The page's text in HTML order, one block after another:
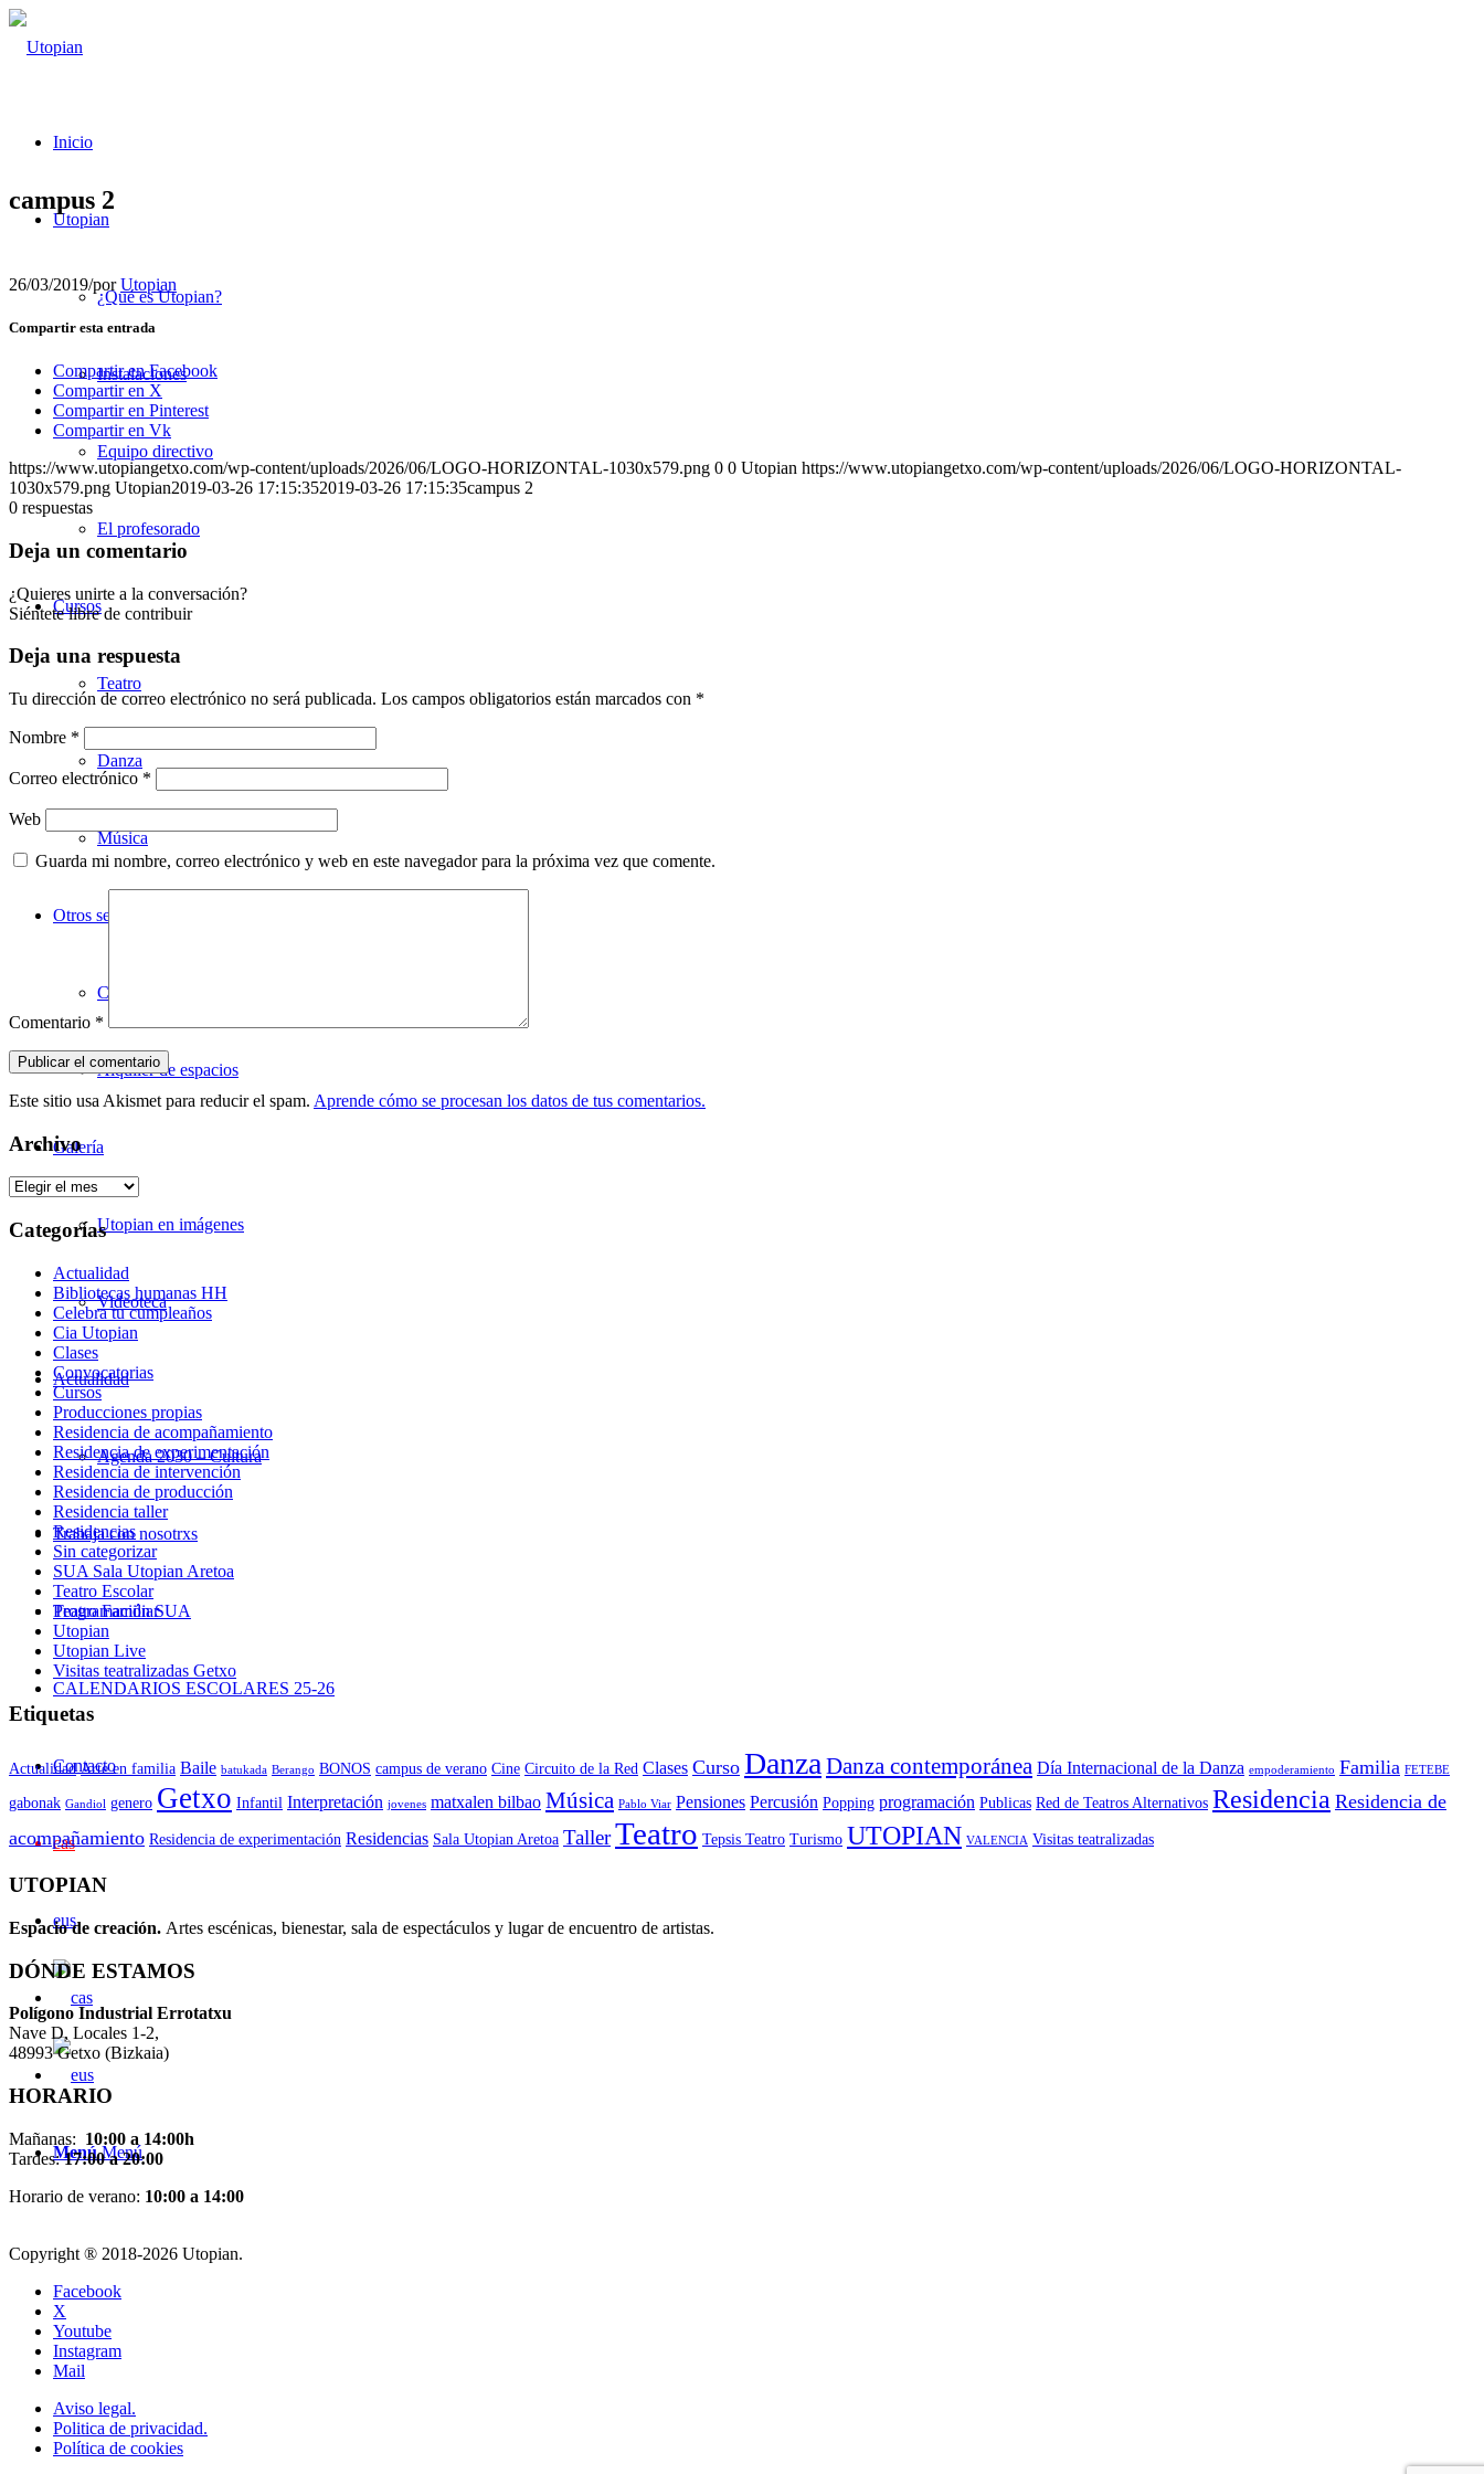
Inicio
Utopian
¿Qué es Utopian?
Instalaciones
Equipo directivo
El profesorado
Cursos
Teatro
Danza
Música
Otros servicios
Celebra tu cumpleaños
Alquiler de espacios
Galería
Utopian en imágenes
Videoteca
Actualidad
Agenda 2030 – Cultura
Trabaja con nosotrxs
Programación SUA
CALENDARIOS ESCOLARES 25-26
Contacto
cas
eus
Menú Menú
campus 2
26/03/2019/porUtopian
Compartir esta entrada
Compartir en Facebook
Compartir en X
Compartir en Pinterest
Compartir en Vk
https://www.utopiangetxo.com/wp-content/uploads/2026/06/LOGO-HORIZONTAL-1030x579.png 0 0 Utopian https://www.utopiangetxo.com/wp-content/uploads/2026/06/LOGO-HORIZONTAL-
1030x579.png Utopian2019-03-26 17:15:352019-03-26 17:15:35campus 2
0 respuestas
Deja un comentario
¿Quieres unirte a la conversación?
Siéntete libre de contribuir
Deja una respuesta
Tu dirección de correo electrónico no será publicada. Los campos obligatorios están marcados con *
Nombre *
Correo electrónico *
Web
Guarda mi nombre, correo electrónico y web en este navegador para la próxima vez que comente.
Comentario *
Este sitio usa Akismet para reducir el spam. Aprende cómo se procesan los datos de tus comentarios.
Archivo
Archivo
Categorías
Actualidad
Bibliotecas humanas HH
Celebra tu cumpleaños
Cia Utopian
Clases
Convocatorias
Cursos
Producciones propias
Residencia de acompañamiento
Residencia de experimentación
Residencia de intervención
Residencia de producción
Residencia taller
Residencias
Sin categorizar
SUA Sala Utopian Aretoa
Teatro Escolar
Teatro Familiar
Utopian
Utopian Live
Visitas teatralizadas Getxo
Etiquetas
Actualidad Arte en familia Baile batukada Berango BONOS campus de verano Cine Circuito de la Red Clases Curso DanzaDanza contemporánea Día Internacional de la Danza empoderamiento Familia FETEBE
gabonak Gandiol genero Getxo Infantil Interpretación jovenes matxalen bilbao Música Pablo Viar Pensiones Percusión Popping programación Publicas Red de Teatros Alternativos Residencia Residencia de
acompañamiento Residencia de experimentación Residencias Sala Utopian Aretoa TallerTeatro Tepsis Teatro Turismo UTOPIAN VALENCIA Visitas teatralizadas
UTOPIAN
Espacio de creación. Artes escénicas, bienestar, sala de espectáculos y lugar de encuentro de artistas.
DÓNDE ESTAMOS
Polígono Industrial Errotatxu
Nave D, Locales 1-2,
48993 Getxo (Bizkaia)
HORARIO
Mañanas: 10:00 a 14:00h
Tardes:17:00 a 20:00
Horario de verano: 10:00 a 14:00
Copyright ® 2018-2026 Utopian.
Facebook
X
Youtube
Instagram
Mail
Aviso legal.
Politica de privacidad.
Política de cookies